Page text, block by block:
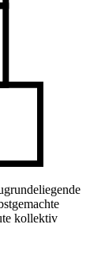
kollektiv